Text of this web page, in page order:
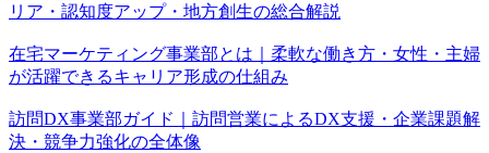
リア・認知度アップ・地方創生の総合解説
在宅マーケティング事業部とは｜柔軟な働き方・女性・主婦
が活躍できるキャリア形成の仕組み
訪問DX事業部ガイド｜訪問営業によるDX支援・企業課題解
決・競争力強化の全体像